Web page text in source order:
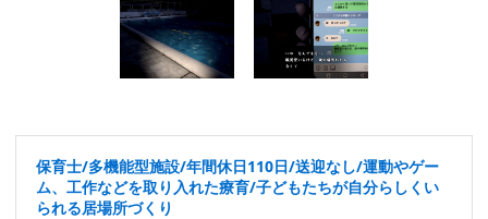
保育士/多機能型施設/年間休日110日/送迎なし/運動やゲー
ム、工作などを取り入れた療育/子どもたちが自分らしくい
られる居場所づくり